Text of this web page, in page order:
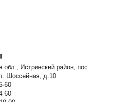
обл., Истринский район, пос.
Шоссейная, д.10
60
60